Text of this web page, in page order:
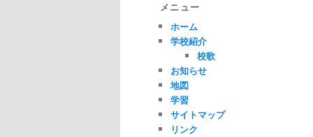
メニュー
ホーム
学校紹介
校歌
お知らせ
地図
学習
サイトマップ
リンク